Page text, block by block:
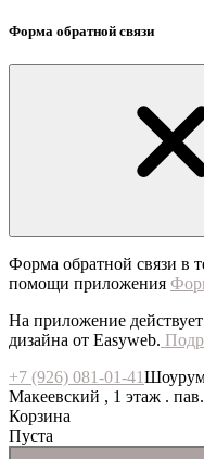
Форма обратной связи
Форма обратной связи в
помощи приложения
На приложение
дизайна от Easyweb.
+7 (926) 081-01-41
Макеевский , 1 этаж .
Корзина
Пуста